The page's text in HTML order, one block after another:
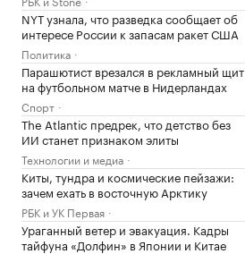
NYT узнала, что разведка сообщает об
интересе России к запасам ракет США
Политика
Парашютист врезался в рекламный щит
на футбольном матче в Нидерландах
Спорт
The Atlantic предрек, что детство без
ИИ станет признаком элиты
Технологии и медиа
Киты, тундра и космические пейзажи:
зачем ехать в восточную Арктику
РБК и УК Первая
Ураганный ветер и эвакуация. Кадры
тайфуна «Долфин» в Японии и Китае